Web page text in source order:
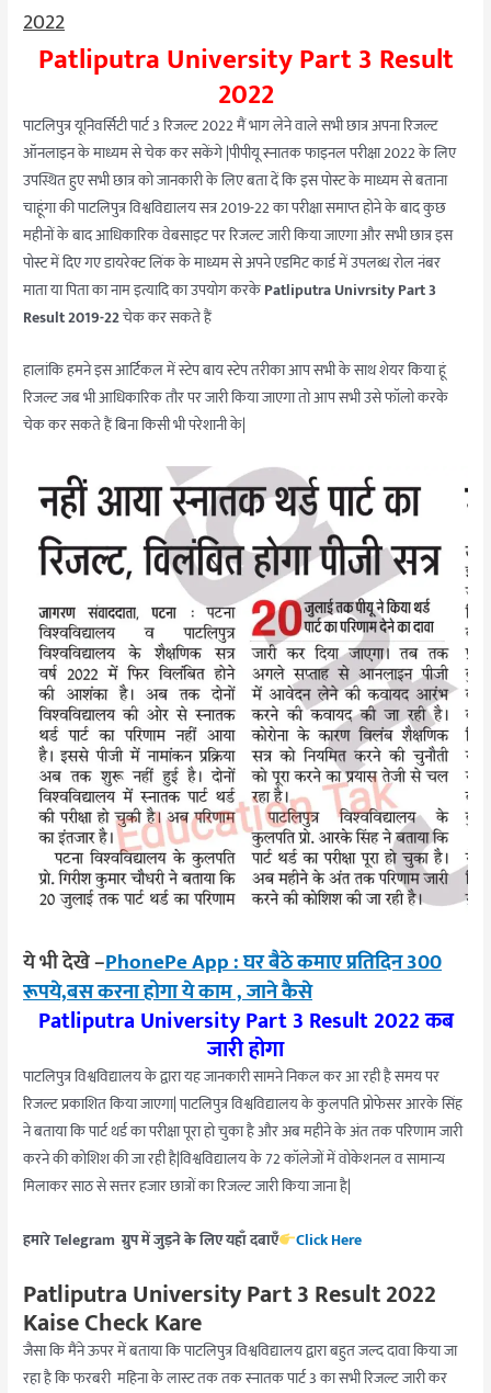
2022
Patliputra University Part 3 Result
2022
पाटलिपुत्र यूनिवर्सिटी पार्ट 3 रिजल्ट 2022 मैं भाग लेने वाले सभी छात्र अपना रिजल्ट
ऑनलाइन के माध्यम से चेक कर सकेंगे |पीपीयू स्नातक फाइनल परीक्षा 2022 के लिए
उपस्थित हुए सभी छात्र को जानकारी के लिए बता दें कि इस पोस्ट के माध्यम से बताना
चाहूंगा की पाटलिपुत्र विश्वविद्यालय सत्र 2019-22 का परीक्षा समाप्त होने के बाद कुछ
महीनों के बाद आधिकारिक वेबसाइट पर रिजल्ट जारी किया जाएगा और सभी छात्र इस
पोस्ट में दिए गए डायरेक्ट लिंक के माध्यम से अपने एडमिट कार्ड में उपलब्ध रोल नंबर
माता या पिता का नाम इत्यादि का उपयोग करकेPatliputra Univrsity Part 3
Result 2019-22चेक कर सकते हैं
हालांकि हमने इस आर्टिकल में स्टेप बाय स्टेप तरीका आप सभी के साथ शेयर किया हूं
रिजल्ट जब भी आधिकारिक तौर पर जारी किया जाएगा तो आप सभी उसे फॉलो करके
चेक कर सकते हैं बिना किसी भी परेशानी के|
ये भी देखे –PhonePe App : घर बैठे कमाए प्रतिदिन 300
रूपये,बस करना होगा ये काम , जाने कैसे
Patliputra University Part 3 Result 2022 कब
जारी होगा
पाटलिपुत्र विश्वविद्यालय के द्वारा यह जानकारी सामने निकल कर आ रही है समय पर
रिजल्ट प्रकाशित किया जाएगा| पाटलिपुत्र विश्वविद्यालय के कुलपति प्रोफेसर आरके सिंह
ने बताया कि पार्ट थर्ड का परीक्षा पूरा हो चुका है और अब महीने के अंत तक परिणाम जारी
करने की कोशिश की जा रही है|विश्वविद्यालय के 72 कॉलेजों में वोकेशनल व सामान्य
मिलाकर साठ से सत्तर हजार छात्रों का रिजल्ट जारी किया जाना है|
हमारे Telegram ग्रुप में जुड़ने के लिए यहाँ दबाएँ Click Here
Patliputra University Part 3 Result 2022
Kaise Check Kare
जैसा कि मैंने ऊपर में बताया कि पाटलिपुत्र विश्वविद्यालय द्वारा बहुत जल्द दावा किया जा
रहा है कि फरबरी महिना के लास्ट तक तक स्नातक पार्ट 3 का सभी रिजल्ट जारी कर